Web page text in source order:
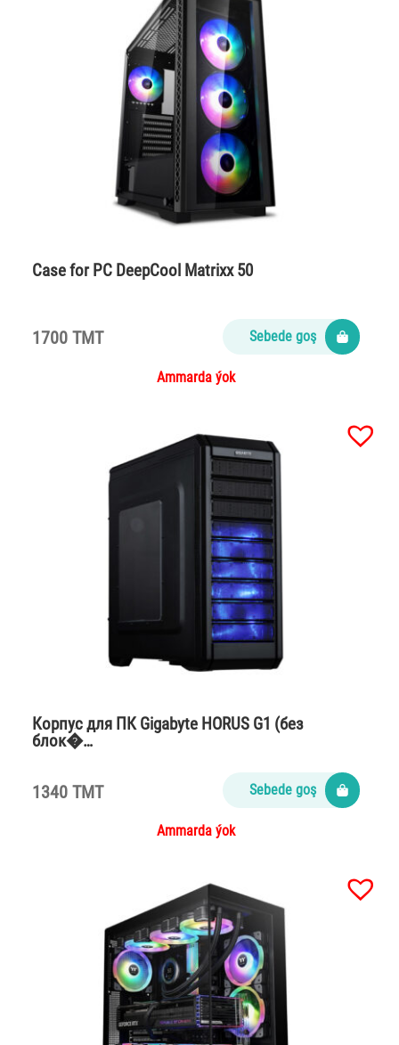
Case for PC DeepCool Matrixx 50
1700 TMT Sebede goş
Ammarda ýok
Корпус для ПК Gigabyte HORUS G1 (без
блок�…
1340 TMT Sebede goş
Ammarda ýok